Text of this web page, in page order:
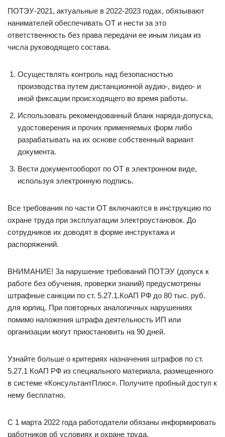
ПОТЭУ-2021, актуальные в 2022-2023 годах, обязывают
нанимателей обеспечивать ОТ и нести за это
ответственность без права передачи ее иным лицам из
числа руководящего состава.
Осуществлять контроль над безопасностью
производства путем дистанционной аудио-, видео- и
иной фиксации происходящего во время работы.
Использовать рекомендованный бланк наряда-допуска,
удостоверения и прочих применяемых форм либо
разрабатывать на их основе собственный вариант
документа.
Вести документооборот по ОТ в электронном виде,
используя электронную подпись.
Все требования по части ОТ включаются в инструкцию по
охране труда при эксплуатации электроустановок. До
сотрудников их доводят в форме инструктажа и
распоряжений.
ВНИМАНИЕ! За нарушение требований ПОТЭУ (допуск к
работе без обучения, проверки знаний) предусмотрены
штрафные санкции по ст. 5.27.1.КоАП РФ до 80 тыс. руб.
для юрлиц. При повторных аналогичных нарушениях
помимо наложения штрафа деятельность ИП или
организации могут приостановить на 90 дней.
Узнайте больше о критериях назначения штрафов по ст.
5.27.1 КоАП РФ из специального материала, размещенного
в системе «КонсультантПлюс». Получите пробный доступ к
нему бесплатно.
C 1 марта 2022 года работодатели обязаны информировать
работников об условиях и охране труда.